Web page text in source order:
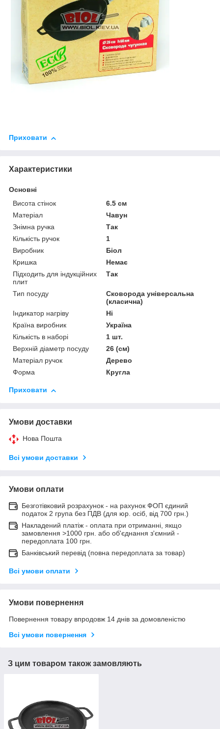
Приховати
Характеристики
Основні
Висота стінок
6.5 см
Матеріал
Чавун
Знімна ручка
Так
Кількість ручок
1
Виробник
Біол
Кришка
Немає
Підходить для індукційних
плит
Так
Тип посуду
Сковорода універсальна
(класична)
Індикатор нагріву
Ні
Країна виробник
Україна
Кількість в наборі
1 шт.
Верхній діаметр посуду
26 (см)
Матеріал ручок
Дерево
Форма
Кругла
Приховати
Умови доставки
Нова Пошта
Всі умови доставки
Умови оплати
Безготівковий розрахунок - на рахунок ФОП єдиний
податок 2 група без ПДВ (для юр. осіб, від 700 грн.)
Накладений платіж - оплата при отриманні, якщо
замовлення >1000 грн. або об'єднання з'ємний -
передоплата 100 грн.
Банківський перевід (повна передоплата за товар)
Всі умови оплати
Умови повернення
Повернення товару впродовж 14 днів за домовленістю
Всі умови повернення
З цим товаром також замовляють